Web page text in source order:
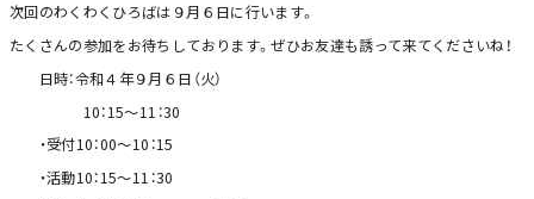
次回のわくわくひろばは９月６日に行います。
たくさんの参加をお待ちしております。ぜひお友達も誘って来てくださいね！
日時：令和４年９月６日（火）
10：15～11：30
・受付10：00～10：15
・活動10：15～11：30